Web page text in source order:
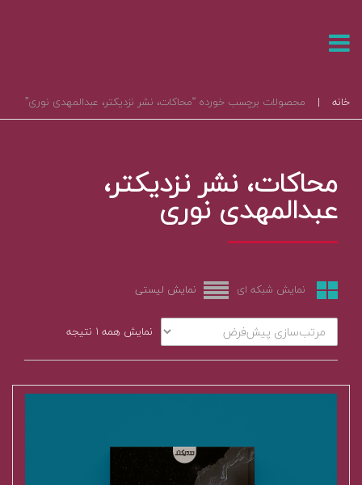
خانه | محصولات برچسب خورده “محاکات، نشر نزدیکتر، عبدالمهدی نوری”
محاکات، نشر نزدیکتر،
عبدالمهدی نوری
نمایش شبکه ای نمایش لیستی
نمایش همه ۱ نتیجه